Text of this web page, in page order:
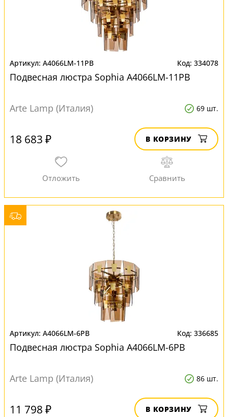
A4066LM-11PB 334078
Подвесная люстра Sophia A4066LM-11PB
Arte Lamp (Италия) 69 шт.
18 683 ₽ В КОРЗИНУ
A4066LM-6PB 336685
Подвесная люстра Sophia A4066LM-6PB
Arte Lamp (Италия) 86 шт.
11 798 ₽ В КОРЗИНУ